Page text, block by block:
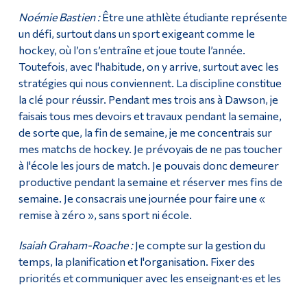
Noémie Bastien :Être une athlète étudiante représente
un défi, surtout dans un sport exigeant comme le
hockey, où l’on s’entraîne et joue toute l’année.
Toutefois, avec l'habitude, on y arrive, surtout avec les
stratégies qui nous conviennent. La discipline constitue
la clé pour réussir. Pendant mes trois ans à Dawson, je
faisais tous mes devoirs et travaux pendant la semaine,
de sorte que, la fin de semaine, je me concentrais sur
mes matchs de hockey. Je prévoyais de ne pas toucher
à l'école les jours de match. Je pouvais donc demeurer
productive pendant la semaine et réserver mes fins de
semaine. Je consacrais une journée pour faire une «
remise à zéro », sans sport ni école.
Isaiah Graham-Roache :Je compte sur la gestion du
temps, la planification et l'organisation. Fixer des
priorités et communiquer avec les enseignant·es et les